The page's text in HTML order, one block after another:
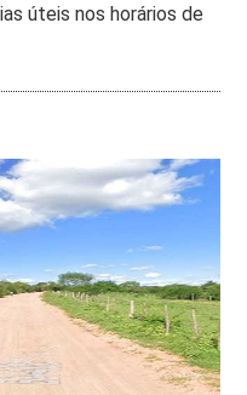
úteis nos horários de